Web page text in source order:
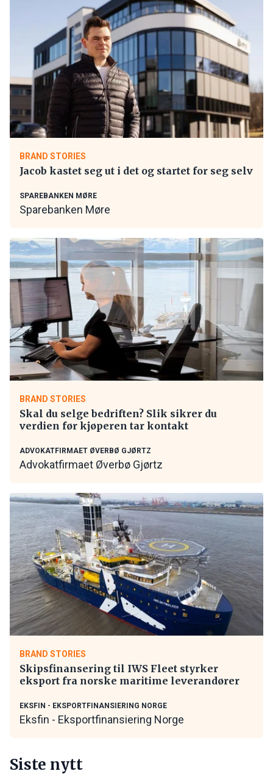
BRAND STORIES
Jacob kastet seg ut i det og startet for seg selv
SPAREBANKEN MØRE
Sparebanken Møre
BRAND STORIES
Skal du selge bedriften? Slik sikrer du
verdien før kjøperen tar kontakt
ADVOKATFIRMAET ØVERBØ GJØRTZ
Advokatfirmaet Øverbø Gjørtz
BRAND STORIES
Skipsfinansering til IWS Fleet styrker
eksport fra norske maritime leverandører
EKSFIN - EKSPORTFINANSIERING NORGE
Eksfin - Eksportfinansiering Norge
Siste nytt